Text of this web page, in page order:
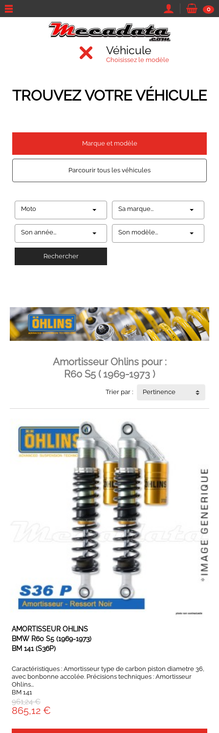
0
Véhicule
Choisissez le modèle
TROUVEZ VOTRE VÉHICULE
Marque et modèle
Parcourir tous les véhicules
Moto Sa marque...
Son année... Son modèle...
Rechercher
Amortisseur Ohlins pour :
R60 S5 ( 1969-1973 )
Trier par : Pertinence
AMORTISSEUR OHLINS
BMW R60 S5 (1969-1973)
BM 141 (S36P)
Caractéristiques : Amortisseur type de carbon piston diametre 36,
avec bonbonne accolée. Précisions techniques : Amortisseur
Ohlins...
BM 141
961,24 €
865,12 €